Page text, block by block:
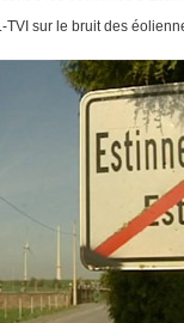
sur le bruit des